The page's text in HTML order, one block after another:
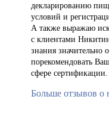
декларированию
условий и
А также выражаю
с клиентами
знания значительно
порекомендовать
сфере
Больше отзывов о